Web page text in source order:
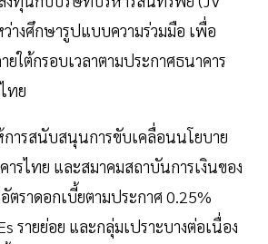
ว่างศึกษารูปแบบความร่วมมือ เพื่อ
ยใต้กรอบเวลาตามประกาศธนาคาร
ทย
ารสนับสนุนการขับเคลื่อนนโยบาย
ารไทย และสมาคมสถาบันการเงินของ
ตราดอกเบี้ยตามประกาศ 0.25%
รายย่อย และกลุ่มเปราะบางต่อเนื่อง